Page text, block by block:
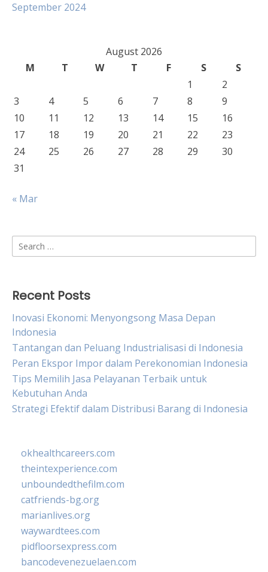
September 2024
August 2026
M
T W T F S
S
1
2
3
4 5 6 7 8
9
10
11 12 13 14 15
16
17
18 19 20 21 22
23
24
25 26 27 28 29
30
31
« Mar
Search
for:
Recent Posts
Inovasi Ekonomi: Menyongsong Masa Depan
Indonesia
Tantangan dan Peluang Industrialisasi di Indonesia
Peran Ekspor Impor dalam Perekonomian Indonesia
Tips Memilih Jasa Pelayanan Terbaik untuk
Kebutuhan Anda
Strategi Efektif dalam Distribusi Barang di Indonesia
okhealthcareers.com
theintexperience.com
unboundedthefilm.com
catfriends-bg.org
marianlives.org
waywardtees.com
pidfloorsexpress.com
bancodevenezuelaen.com